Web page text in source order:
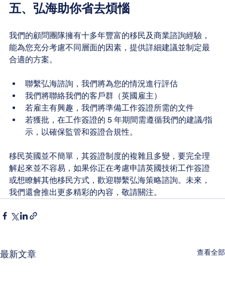
五、弘海助你省去煩惱
我們的顧問團隊擁有十多年豐富的移民及商業諮詢經驗，
能為您充分考慮不同層面的因素，提供詳細建議並制定最
合適的方案。
聯繫弘海諮詢，我們將為您的情況進行評估
我們將聯絡我們的客戶群（英國雇主）
若雇主有興趣，我們將準備工作簽證所需的文件
若獲批，在工作簽證的 5 年期間需遵循我們的建議/指
示，以確保監管和簽證合規性。
移民英國並不簡單，其簽證制度的複雜且多變，要完全理
解起來並不容易，如果你正在考慮申請英國技術工作簽證
或想瞭解其他移民方式，歡迎聯繫弘海策略諮詢。未來，
我們還會推出更多精彩的內容，敬請關注。
最新文章 查看全部